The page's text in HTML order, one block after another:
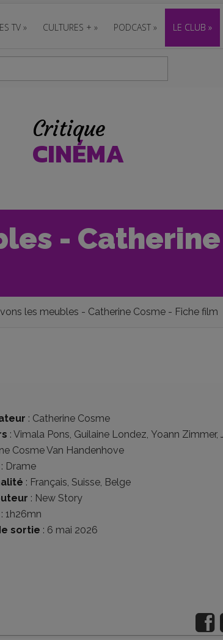
TV » CULTURES + » PODCAST » LE CLUB »
Critique
CINÉMA
-
les meubles - Catherine Cosme - Fiche film
: Catherine Cosme
: Vimala Pons, Guilaine Londez, Yoann Zimmer,
Cosme Van Handenhove
: Drame
: Français, Suisse, Belge
: New Story
: 1h26mn
sortie : 6 mai 2026